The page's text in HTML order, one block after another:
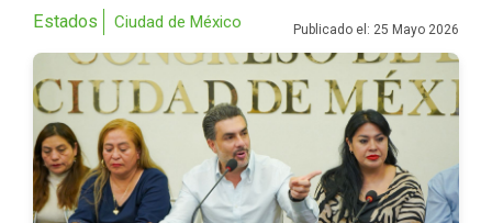
Estados Ciudad de México Publicado el: 25 Mayo 2026